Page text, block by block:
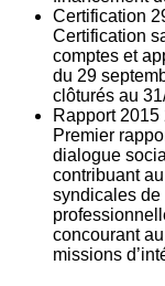
Certification
Certification
comptes et
du 29
clôturés au
Rapport 2015
Premier
dialogue
contribuant
syndicales
concourant
missions